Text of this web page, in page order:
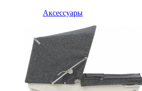
Аксессуары